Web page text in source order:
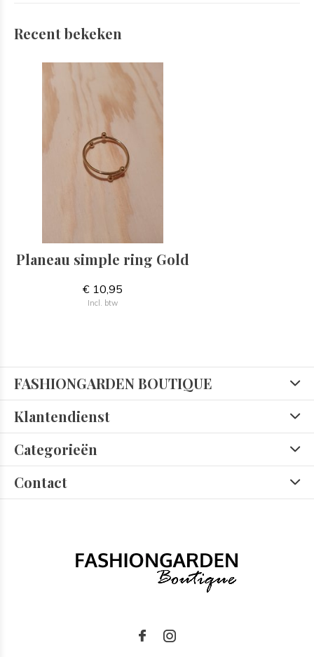
Recent bekeken
Planeau simple ring Gold
€ 10,95
Incl. btw
FASHIONGARDEN BOUTIQUE
Klantendienst
Categorieën
Contact